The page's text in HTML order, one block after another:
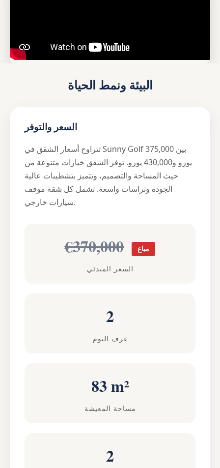
البيئة ونمط الحياة
السعر والتوفر
تتراوح أسعار الشقق في Sunny Golf بين 375,000
يورو و430,000 يورو. توفر الشقق خيارات متنوعة من
حيث المساحة والتصميم، وتتميز بتشطيبات عالية
الجودة وتراسات واسعة. تشمل كل شقة موقف
سيارات خارجي.
€370,000 مباع
السعر المبدئي
2
غرف النوم
83 m²
مساحة المعيشة
2